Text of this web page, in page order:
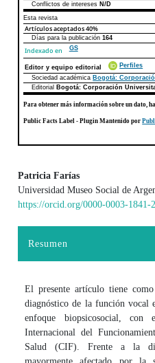
Conflictos de intereses N/D
Esta revista
Artículos aceptados40%
Días para la publicación164
Indexado en GS
Editor y equipo editorial
Perfiles
Sociedad académica Bogotá:
Editorial
Bogotá: Corporación
Para obtener más información sobre un dato,
Public Facts Label - Plugin Mantenido por
Contenido principal del
Patricia Farías
Universidad Museo Social de
https://orcid.org/0000-0003-1841-
Resumen
El presente artículo tiene
diagnóstico de la función vocal
enfoque biopsicosocial,
Internacional del
Salud (CIF). Frente a la